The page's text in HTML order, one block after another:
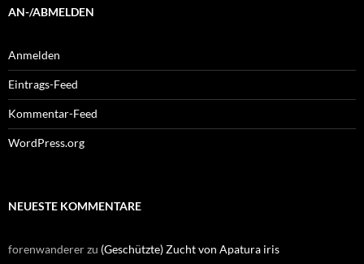
AN-/ABMELDEN
Anmelden
Eintrags-Feed
Kommentar-Feed
WordPress.org
NEUESTE KOMMENTARE
forenwandererzu (Geschützte) Zucht von Apatura iris